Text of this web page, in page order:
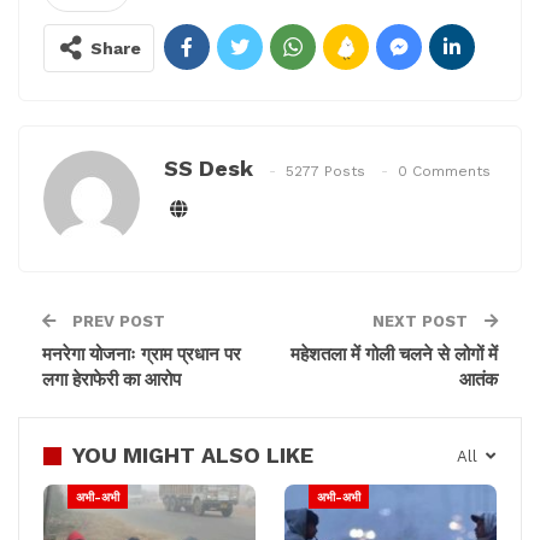
hours ago. Are you all safe ?
#ChennaiRains
pic.twitter.com/QstdGPilNK
(@Music_Santhosh)
उल्लेखनीय है कि, 29 अक्टूबर को तमिलनाडु में पूर्वोत्तर मानसून के
आगमन के बाद से राज्य के लगभग सभी जिलों में भारी बारिश हुई है।
भारी बारिश से कई जगहों पर पानी भर गया है और बाढ़ के कारण
राज्य आपदा प्रबंधन को भी किसी भी घटना के लिए प्रत्येक जिले में
वर्तमान कम दबाव के क्षेत्र के राज्य से बाहर जाने से अंडमान में एक
Share
SS Desk 5277 Posts 0 Comments
PREV POST
मनरेगा योजनाः ग्राम प्रधान पर
लगा हेराफेरी का आरोप
NEXT POST
महेशतला में गोली चलने से लोगों में
आतंक
All
YOU MIGHT ALSO LIKE
अभी-अभी अभी-अभी